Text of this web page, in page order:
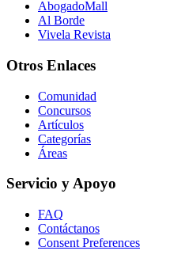
AbogadoMall
Al Borde
Vivela Revista
Otros Enlaces
Comunidad
Concursos
Artículos
Categorías
Áreas
Servicio y Apoyo
FAQ
Contáctanos
Consent Preferences